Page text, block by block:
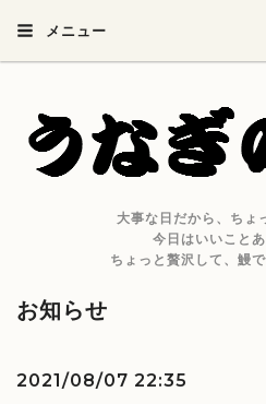
メニュー
大事な日だから、ちょ
今日はいいことあ
ちょっと贅沢して、鰻
お知らせ
2021/08/07 22:35